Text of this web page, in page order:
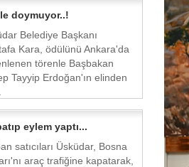
doymuyor..!
Belediye Başkanı
Kara, ödülünü Ankara'da
törenle Başbakan
Tayyip Erdoğan'ın elinden
eylem yaptı...
satıcıları Üsküdar, Bosna
araç trafiğine kapatarak,